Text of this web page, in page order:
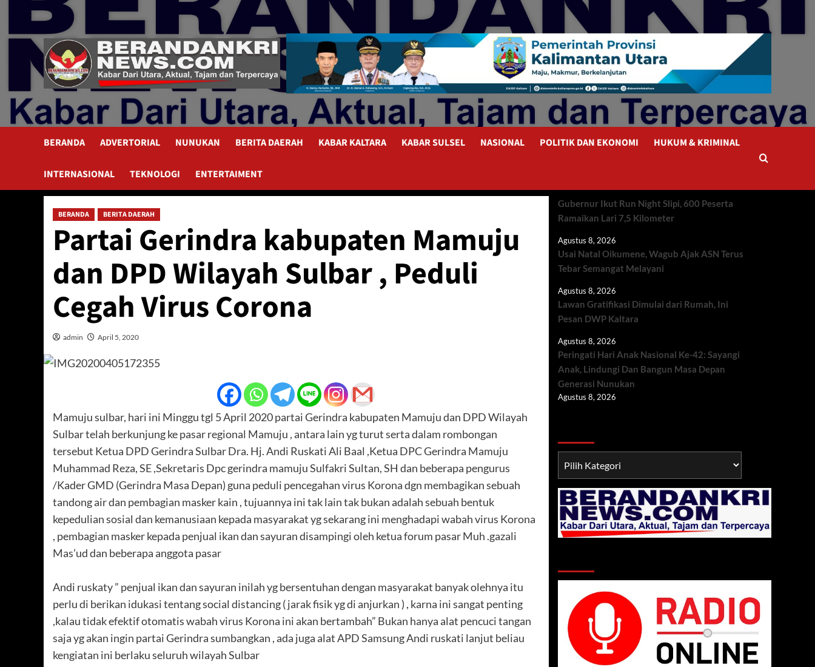
content
BERANDA ADVERTORIAL NUNUKAN BERITA DAERAH KABAR KALTARA KABAR SULSEL NASIONAL POLITIK DAN EKONOMI HUKUM & KRIMINAL
INTERNASIONAL TEKNOLOGI ENTERTAIMENT
BERANDA BERITA DAERAH
Partai Gerindra kabupaten Mamuju
dan DPD Wilayah Sulbar , Peduli
Cegah Virus Corona
admin April 5, 2020
Mamuju sulbar, hari ini Minggu tgl 5 April 2020 partai Gerindra kabupaten Mamuju dan DPD Wilayah
Sulbar telah berkunjung ke pasar regional Mamuju , antara lain yg turut serta dalam rombongan
tersebut Ketua DPD Gerindra Sulbar Dra. Hj. Andi Ruskati Ali Baal ,Ketua DPC Gerindra Mamuju
Muhammad Reza, SE ,Sekretaris Dpc gerindra mamuju Sulfakri Sultan, SH dan beberapa pengurus
/Kader GMD (Gerindra Masa Depan) guna peduli pencegahan virus Korona dgn membagikan sebuah
tandong air dan pembagian masker kain , tujuannya ini tak lain tak bukan adalah sebuah bentuk
kepedulian sosial dan kemanusiaan kepada masyarakat yg sekarang ini menghadapi wabah virus Korona
, pembagian masker kepada penjual ikan dan sayuran disampingi oleh ketua forum pasar Muh .gazali
Mas’ud dan beberapa anggota pasar
Andi ruskaty ” penjual ikan dan sayuran inilah yg bersentuhan dengan masyarakat banyak olehnya itu
perlu di berikan idukasi tentang social distancing ( jarak fisik yg di anjurkan ) , karna ini sangat penting
,kalau tidak efektif otomatis wabah virus Korona ini akan bertambah” Bukan hanya alat pencuci tangan
saja yg akan ingin partai Gerindra sumbangkan , ada juga alat APD Samsung Andi ruskati lanjut beliau
kengiatan ini berlaku seluruh wilayah Sulbar
Gubernur Ikut Run Night Slipi, 600 Peserta
Ramaikan Lari 7,5 Kilometer
Agustus 8, 2026
Usai Natal Oikumene, Wagub Ajak ASN Terus
Tebar Semangat Melayani
Agustus 8, 2026
Lawan Gratifikasi Dimulai dari Rumah, Ini
Pesan DWP Kaltara
Agustus 8, 2026
Peringati Hari Anak Nasional Ke-42: Sayangi
Anak, Lindungi Dan Bangun Masa Depan
Generasi Nunukan
Agustus 8, 2026
TNI/POLRI